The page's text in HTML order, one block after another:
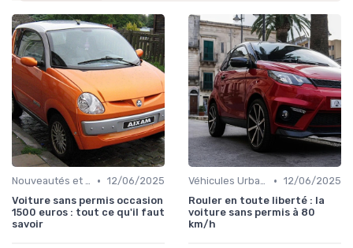
Nouveautés et Tendances • 12/06/2025
Voiture sans permis occasion
1500 euros : tout ce qu'il faut
savoir
Véhicules Urbains • 12/06/2025
Rouler en toute liberté : la
voiture sans permis à 80
km/h